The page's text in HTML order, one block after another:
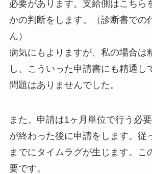
必要があります。支給側はこちら
かの判断をします。（診断書での
ん）
病気にもよりますが、私の場合は
し、こういった申請書にも精通し
問題はありませんでした。
また、申請は1ヶ月単位で行う必
が終わった後に申請をします。従
までにタイムラグが生じます。こ
要です。